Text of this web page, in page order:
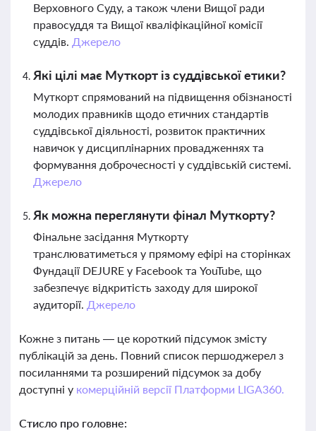
Верховного Суду, а також члени Вищої ради
правосуддя та Вищої кваліфікаційної комісії
суддів. Джерело
Які цілі має Муткорт із суддівської етики?
Муткорт спрямований на підвищення обізнаності
молодих правників щодо етичних стандартів
суддівської діяльності, розвиток практичних
навичок у дисциплінарних провадженнях та
формування доброчесності у суддівській системі.
Джерело
Як можна переглянути фінал Муткорту?
Фінальне засідання Муткорту
транслюватиметься у прямому ефірі на сторінках
Фундації DEJURE у Facebook та YouTube, що
забезпечує відкритість заходу для широкої
аудиторії. Джерело
Кожне з питань — це короткий підсумок змісту
публікацій за день. Повний список першоджерел з
посиланнями та розширений підсумок за добу
доступні у комерційній версії Платформи LIGA360.
Стисло про головне: